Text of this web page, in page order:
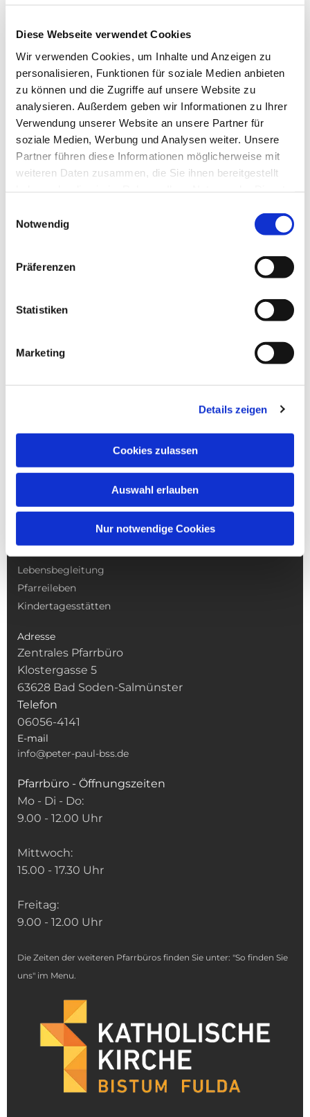
Diese Webseite verwendet Cookies
Wir verwenden Cookies, um Inhalte und Anzeigen zu
personalisieren, Funktionen für soziale Medien anbieten
zu können und die Zugriffe auf unsere Website zu
analysieren. Außerdem geben wir Informationen zu Ihrer
Verwendung unserer Website an unsere Partner für
soziale Medien, Werbung und Analysen weiter. Unsere
Partner führen diese Informationen möglicherweise mit
weiteren Daten zusammen, die Sie ihnen bereitgestellt
Notwendig
Präferenzen
Statistiken
Marketing
Details zeigen
Cookies zulassen
Auswahl erlauben
Nur notwendige Cookies
Dies könnte Sie auch
interessieren
NAVIGATION
Lebensbegleitung
Pfarreileben
Kindertagesstätten
Adresse
Zentrales Pfarrbüro
Klostergasse 5
63628 Bad Soden-Salmünster
Telefon
06056-4141
E-mail
info@peter-paul-bss.de
Pfarrbüro - Öffnungszeiten
Mo - Di - Do:
9.00 - 12.00 Uhr
Mittwoch:
15.00 - 17.30 Uhr
Freitag:
9.00 - 12.00 Uhr
Die Zeiten der weiteren Pfarrbüros finden Sie unter: "So finden Sie
uns" im Menu.